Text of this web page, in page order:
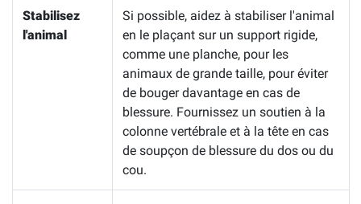
Stabilisez
l'animal
Si possible, aidez à stabiliser l'animal
en le plaçant sur un support rigide,
comme une planche, pour les
animaux de grande taille, pour éviter
de bouger davantage en cas de
blessure. Fournissez un soutien à la
colonne vertébrale et à la tête en cas
de soupçon de blessure du dos ou du
cou.